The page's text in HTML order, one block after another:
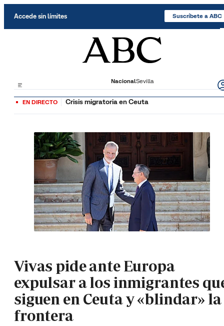
Accede sin límites Suscríbete a ABC
NacionalSevilla
EN DIRECTO Crisis migratoria en Ceuta
Vivas pide ante Europa
expulsar a los inmigrantes
siguen en Ceuta y «blindar» la
frontera